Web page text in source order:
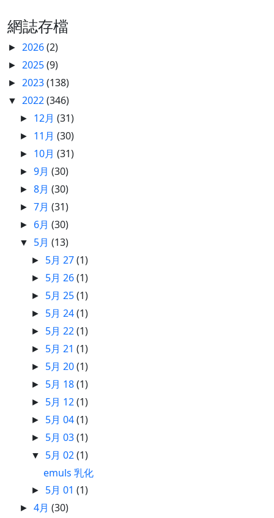
網誌存檔
► 2026(2)
► 2025(9)
► 2023(138)
▼ 2022(346)
► 12月(31)
► 11月(30)
► 10月(31)
►9月(30)
►8月(30)
►7月(31)
► 6月(30)
▼ 5月(13)
► 5月 27(1)
► 5月 26(1)
► 5月 25(1)
► 5月 24(1)
► 5月 22(1)
► 5月 21(1)
► 5月 20(1)
► 5月 18(1)
► 5月 12(1)
► 5月 04(1)
► 5月 03(1)
▼ 5月 02(1)
emuls 乳化
► 5月 01(1)
►4月(30)